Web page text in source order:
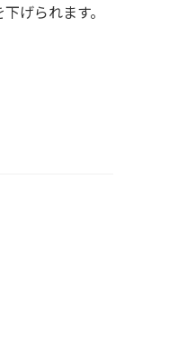
げられます。